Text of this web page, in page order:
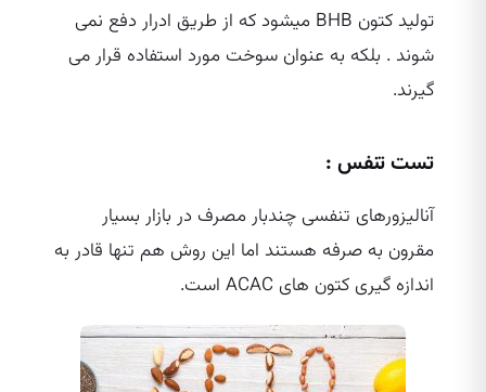
تولید کتون BHB میشود که از طریق ادرار دفع نمی
شوند . بلکه به عنوان سوخت مورد استفاده قرار می
گیرند.
تست تنفس :
آنالیزورهای تنفسی چندبار مصرف در بازار بسیار
مقرون به صرفه هستند اما این روش هم تنها قادر به
اندازه گیری کتون های ACAC است.